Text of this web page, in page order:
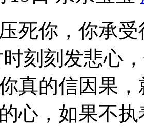
死你，你承
刻刻发悲心
真的信因果
心，如果不